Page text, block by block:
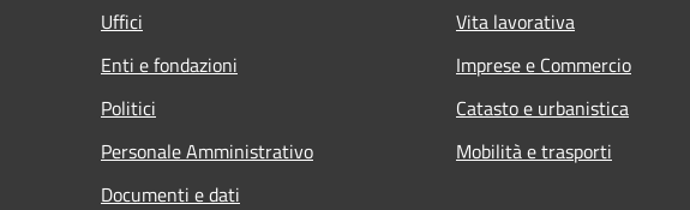
Uffici
Enti e fondazioni
Politici
Personale Amministrativo
Documenti e dati
Vita lavorativa
Imprese e Commercio
Catasto e urbanistica
Mobilità e trasporti